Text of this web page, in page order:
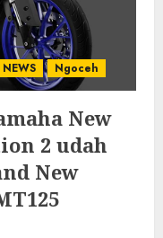
NEWS Ngoceh
New
2 udah
New